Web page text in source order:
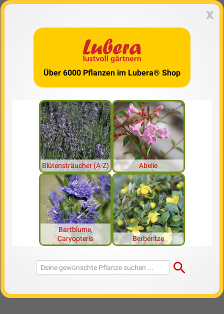
x
Über 6000 Pflanzen im Lubera® Shop
Blütensträucher (A-Z) Abelie
Bartblume,
Caryopteris
Berberitze